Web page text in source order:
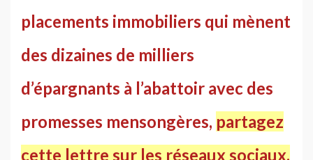
placements immobiliers qui mènent
des dizaines de milliers
d’épargnants à l’abattoir avec des
promesses mensongères, partagez
cette lettre sur les réseaux sociaux,